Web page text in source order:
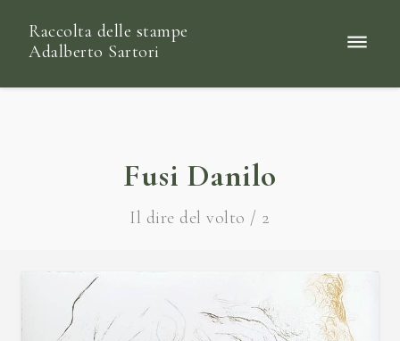
Raccolta delle stampe
Adalberto Sartori
Fusi Danilo
Il dire del volto / 2